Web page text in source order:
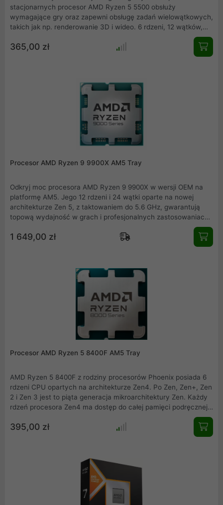
stacjonarnych procesor AMD Ryzen 5 5500 obsłuży
wymagające gry oraz zapewni obsługę zadań wielowątkowych,
takich jak np. renderowanie 3D i wideo. 6 rdzeni, 12 wątków,
cache sprawiają, że ten CPU zapewnia najwyższą wydajność.
Ryzen 5 5500 wyposażono także w chłodzenie Wraith Stealth.
365,00 zł
Procesor AMD Ryzen 9 9900X AM5 Tray
Odkryj moc procesora AMD Ryzen 9 9900X w wersji OEM na
platformę AM5. Jego 12 rdzeni i 24 wątki oparte na nowej
architekturze Zen 5, z taktowaniem do 5.6 GHz, gwarantują
topową wydajność w grach i profesjonalnych zastosowaniach.
To idealny wybór dla entuzjastów gotowych na technologie
PCIe 5.0 i DDR5. Pamiętaj, wersja OEM nie zawiera chłodzenia.
1 649,00 zł
Procesor AMD Ryzen 5 8400F AM5 Tray
AMD Ryzen 5 8400F z rodziny procesorów Phoenix posiada 6
rdzeni CPU opartych na architekturze Zen4. Po Zen, Zen+, Zen
2 i Zen 3 jest to piąta generacja mikroarchitektury Zen. Każdy
rdzeń procesora Zen4 ma dostęp do całej pamięci podręcznej
L3. To szczególnie przyczynia się do znacznie zwiększonej
wydajności w grach. AMD Ryzen 5 8400F obsługuje szybki
standard PCI Express 4.0. Wszystkie procesory Ryzen 7000 i
współpracy z odpowiednimi chipsetami AMD.
395,00 zł